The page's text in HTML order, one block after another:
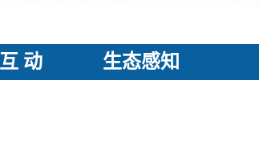
互 动 生态感知